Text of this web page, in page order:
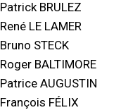
Patrick BRULEZ
René LE LAMER
Bruno STECK
Roger BALTIMORE
Patrice AUGUSTIN
François FÉLIX